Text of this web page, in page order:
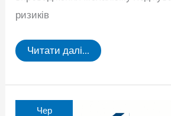
ризиків
Члени
ГС
перспективи
впровадження
Читати далі...
Чер